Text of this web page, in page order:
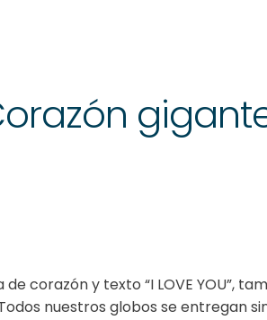
gigante
corazón y texto “I LOVE YOU”,
nuestros globos se entregan